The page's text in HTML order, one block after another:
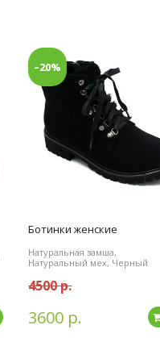
Подробнее
–20%
Ботинки женские
Натуральная замша,
Натуральный мех, Черный
4500 р.
3600 р.